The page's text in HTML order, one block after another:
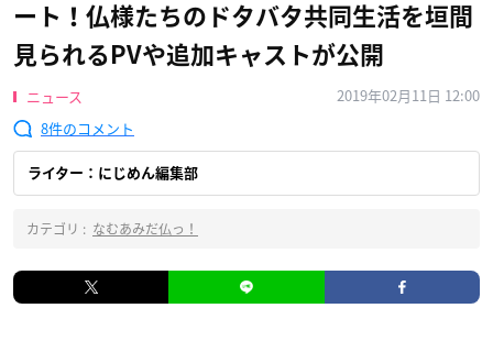
ート！仏様たちのドタバタ共同生活を垣間
見られるPVや追加キャストが公開
ニュース
2019年02月11日 12:00
8
ライター：にじめん編集部
カテゴリ : なむあみだ仏っ！